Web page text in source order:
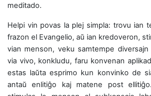
meditado.
Helpi vin povas la plej simpla: trovu ian
frazon el Evangelio, aŭ ian kredoveron,
vian menson, veku samtempe
via vivo, konkludu, faru konvenan
estas laŭta esprimo kun konvinko de
antaŭ enlitiĝo kaj matene post